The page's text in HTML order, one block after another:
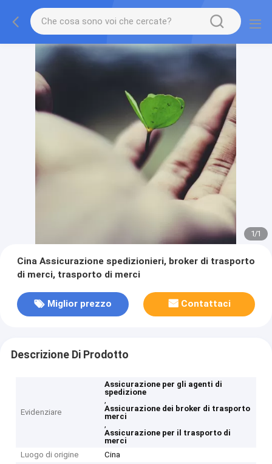
1/1
Cina Assicurazione spedizionieri, broker di trasporto
di merci, trasporto di merci
Miglior prezzo Contattaci
Descrizione Di Prodotto
Evidenziare
Assicurazione per gli agenti di
spedizione
,
Assicurazione dei broker di trasporto
merci
,
Assicurazione per il trasporto di
merci
Luogo di origine
Cina